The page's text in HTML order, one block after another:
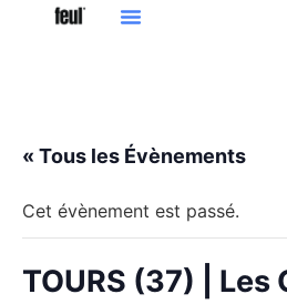
« Tous les Évènements
Cet évènement est passé.
TOURS (37) | Les